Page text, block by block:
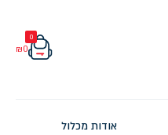
0
₪0
אודות מכלול